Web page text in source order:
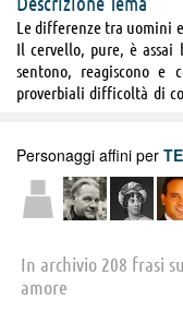
Le differenze tra uomini
Il cervello, pure, è assai
sentono, reagiscono e
proverbiali difficoltà di
fuoco. Ecco allora un bel
marziani dalla barba
dagli occhi dolci, che
attenzione, sono un
Personaggi affini per
In archivio 208 frasi
amore